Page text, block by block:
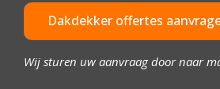
Dakdekker offertes
Wij sturen uw aanvraag door naar